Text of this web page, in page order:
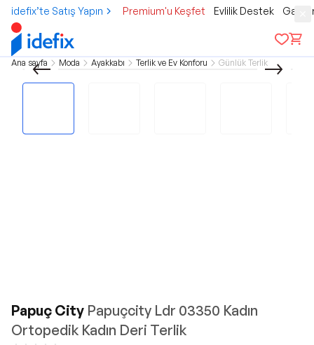
idefix’te Satış Yapın Premium'u Keşfet Evlilik Destek
Ana sayfa Moda Ayakkabı Terlik ve Ev Konforu Günlük Terlik
Papuç City Papuçcity Ldr 03350 Kadın
Ortopedik Kadın Deri Terlik